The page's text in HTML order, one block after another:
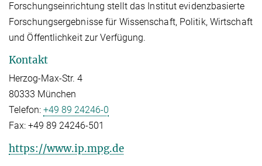
Forschungseinrichtung stellt das Institut evidenzbasierte
Forschungsergebnisse für Wissenschaft, Politik, Wirtschaft
und Öffentlichkeit zur Verfügung.
Kontakt
Herzog-Max-Str. 4
80333 München
Telefon: +49 89 24246-0
Fax: +49 89 24246-501
https://www.ip.mpg.de